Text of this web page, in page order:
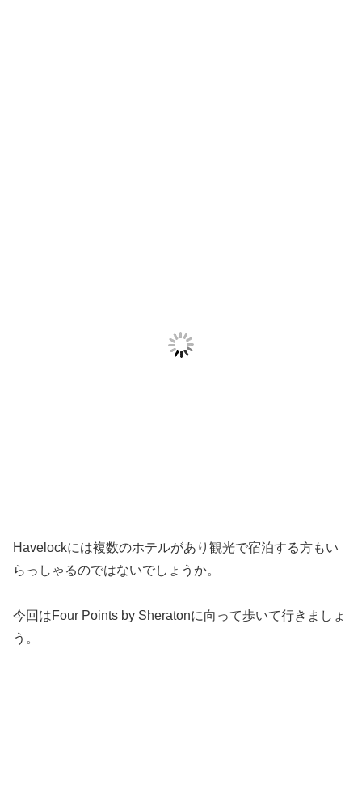
Havelockには複数のホテルがあり観光で宿泊する方もい
らっしゃるのではないでしょうか。
今回はFour Points by Sheratonに向って歩いて行きましょ
う。